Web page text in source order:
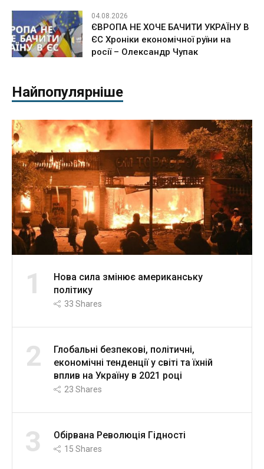
04.08.2026
ЄВРОПА НЕ ХОЧЕ БАЧИТИ УКРАЇНУ В
ЄС Хроніки економічної руїни на
росії – Олександр Чупак
Найпопулярніше
1
Нова сила змінює американську
політику
33 Shares
2
Глобальні безпекові, політичні,
економічні тенденції у світі та їхній
вплив на Україну в 2021 році
23 Shares
3 Обірвана Революція Гідності
15 Shares